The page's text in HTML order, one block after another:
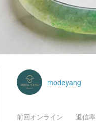
modeyang
前回オンライン 返信率